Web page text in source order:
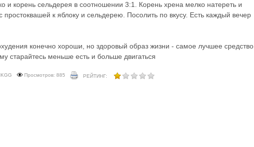
и корень сельдерея в соотношении 3:1. Корень хрена мелко натереть и
простоквашей к яблоку и сельдерею. Посолить по вкусу. Есть каждый вечер
конечно хороши, но здоровый образ жизни - самое лучшее средство
старайтесь меньше есть и больше двигаться
Просмотров: 885 РЕЙТИНГ: